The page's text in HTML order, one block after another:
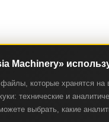
Machinery»
которые хранятся
технические и
выбрать, какие